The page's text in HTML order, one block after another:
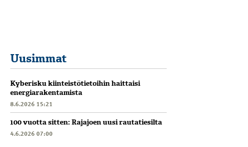
Uusimmat
Kyberisku kiinteistötietoihin haittaisi
energiarakentamista
8.6.2026 15:21
100 vuotta sitten: Rajajoen uusi rautatiesilta
4.6.2026 07:00